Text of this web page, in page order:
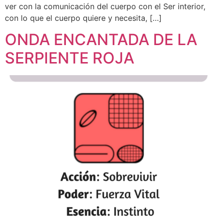
ver con la comunicación del cuerpo con el Ser interior,
con lo que el cuerpo quiere y necesita, […]
ONDA ENCANTADA DE LA
SERPIENTE ROJA